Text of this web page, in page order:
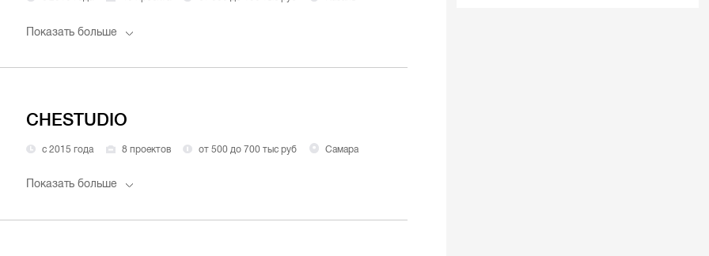
Показать больше
CHESTUDIO
с 2015 года 8 проектов от 500 до 700 тыс руб Самара
Показать больше